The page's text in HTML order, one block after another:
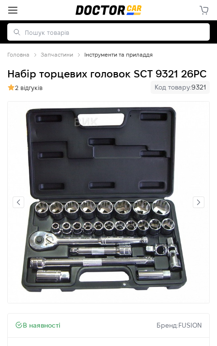
Головна Запчастини Інструменти та приладдя
Набір торцевих головок SCT 9321 26PC
2 відгуків Код товару:9321
В наявності Бренд:FUSION